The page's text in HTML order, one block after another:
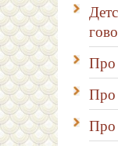
Про
Про
Про